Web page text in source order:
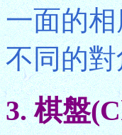
一面的
不同的
3. 棋盤